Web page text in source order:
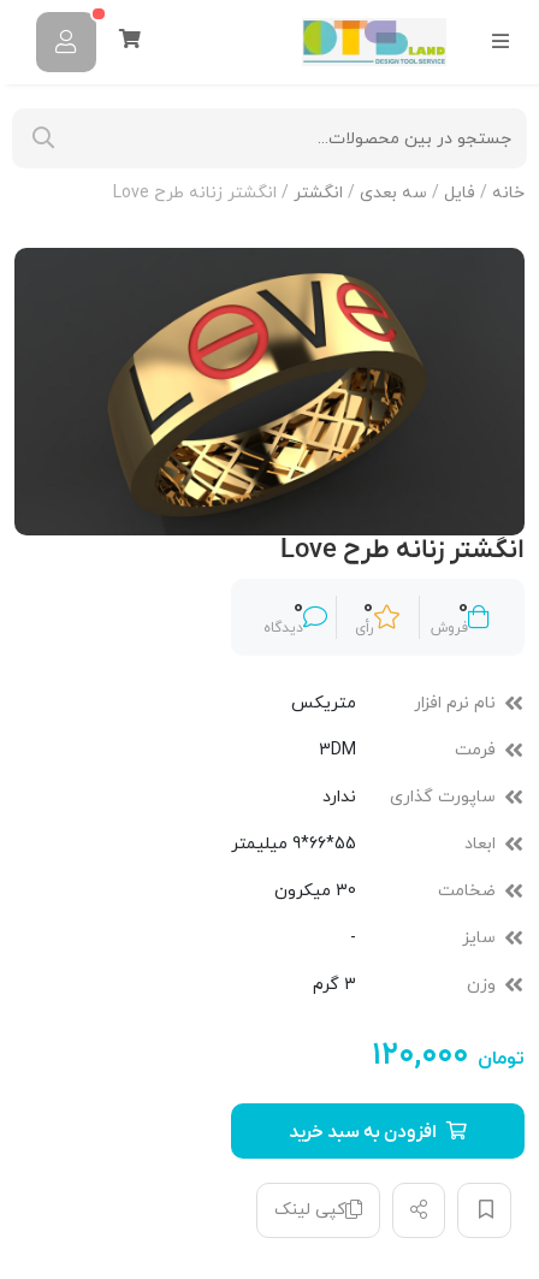
خانه / فایل / سه بعدی / انگشتر / انگشتر زنانه طرح Love
انگشتر زنانه طرح Love
0
فروش
0
رأی
0
دیدگاه
نام نرم افزار متریکس
فرمت 3DM
ساپورت گذاری ندارد
ابعاد 55*66*9 میلیمتر
ضخامت 30 میکرون
سایز -
وزن 3 گرم
۱۲۰,۰۰۰ تومان
افزودن به سبد خرید
کپی لینک